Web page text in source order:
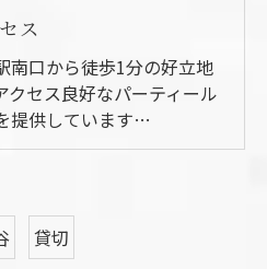
ス
南口から徒歩1分の好立地
クセス良好なパーティール
提供しています…
貸切